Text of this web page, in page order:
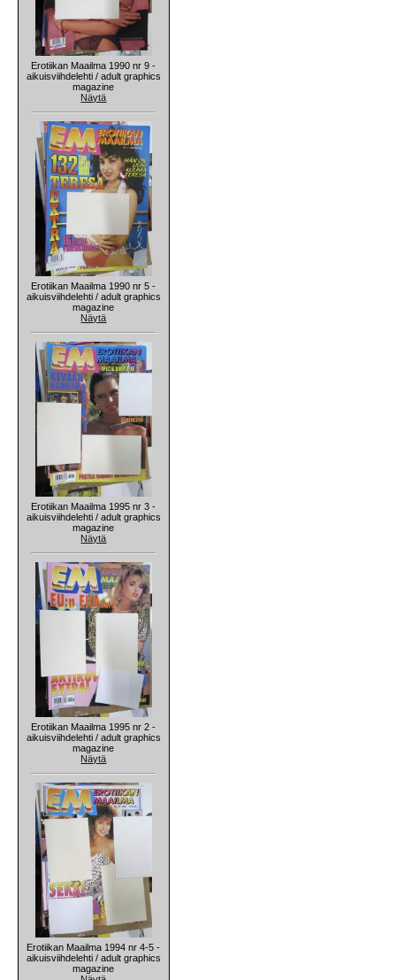
Erotiikan Maailma 1990 nr 9 -
aikuisviihdelehti / adult graphics
magazine
Näytä
Erotiikan Maailma 1990 nr 5 -
aikuisviihdelehti / adult graphics
magazine
Näytä
Erotiikan Maailma 1995 nr 3 -
aikuisviihdelehti / adult graphics
magazine
Näytä
Erotiikan Maailma 1995 nr 2 -
aikuisviihdelehti / adult graphics
magazine
Näytä
Erotiikan Maailma 1994 nr 4-5 -
aikuisviihdelehti / adult graphics
magazine